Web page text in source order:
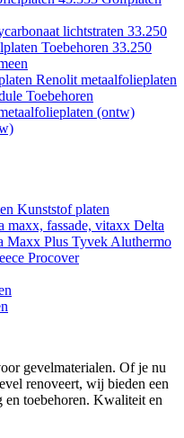
lichtstraten 33.250
Toebehoren 33.250
Renolit metaalfolieplaten
Toebehoren
(ontw)
Kunststof platen
maxx, fassade, vitaxx Delta
Maxx Plus Tyvek Aluthermo
Procover
gevelmaterialen. Of je nu
renoveert, wij bieden een
en toebehoren. Kwaliteit en